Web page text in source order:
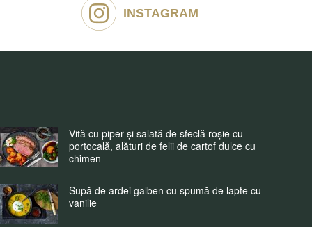
INSTAGRAM
Vită cu piper și salată de sfeclă roșie cu
portocală, alături de felii de cartof dulce cu
chimen
Supă de ardei galben cu spumă de lapte cu
vanilie